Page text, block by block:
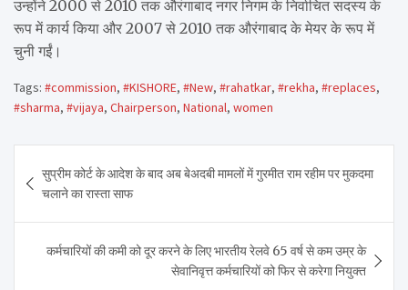
उन्होंने 2000 से 2010 तक औरंगाबाद नगर निगम के निर्वाचित सदस्य के
रूप में कार्य किया और 2007 से 2010 तक औरंगाबाद के मेयर के रूप में
चुनी गईं।
Tags: #commission, #KISHORE, #New, #rahatkar, #rekha, #replaces,
#sharma, #vijaya, Chairperson, National, women
navigation
सुप्रीम कोर्ट के आदेश के बाद अब बेअदबी मामलों में गुरमीत राम रहीम पर मुकदमा
चलाने का रास्ता साफ
कर्मचारियों की कमी को दूर करने के लिए भारतीय रेलवे 65 वर्ष से कम उम्र के
सेवानिवृत्त कर्मचारियों को फिर से करेगा नियुक्त